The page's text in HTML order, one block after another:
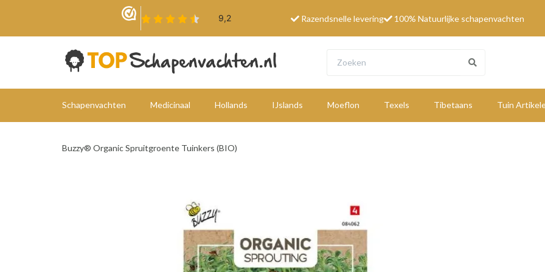
Razendsnelle levering 100% Natuurlijke schapenvachten
Schapenvachten Medicinaal Hollands IJslands Moeflon Texels Tibetaans Tuin
Buzzy® Organic Spruitgroente Tuinkers (BIO)